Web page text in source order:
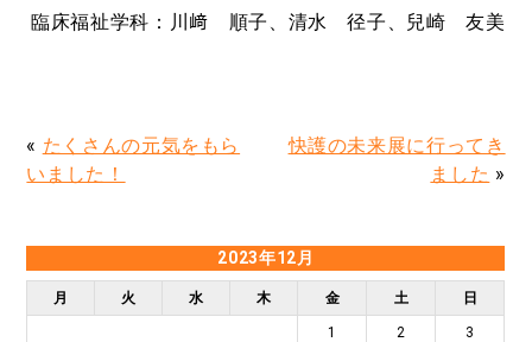
臨床福祉学科：川﨑 順子、清水 径子、兒崎 友美
« たくさんの元気をもら
いました！
快護の未来展に行ってき
ました »
2023年12月
月 火 水 木 金 土 日
1 2 3